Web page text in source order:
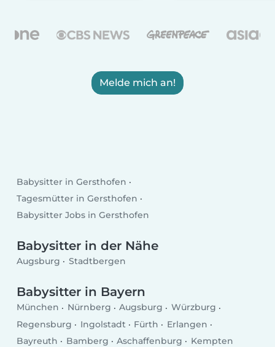
Melde mich an!
Babysitter in Gersthofen
Tagesmütter in Gersthofen
Babysitter Jobs in Gersthofen
Babysitter in der Nähe
Augsburg Stadtbergen
Babysitter in Bayern
München Nürnberg Augsburg
Würzburg
Regensburg
Ingolstadt Fürth
Erlangen
Bayreuth
Bamberg Aschaffenburg Kempten